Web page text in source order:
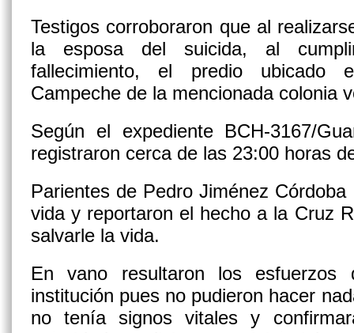
Testigos corroboraron que al
la esposa del suicida, al
fallecimiento, el predio ubicado
Campeche de la mencionada colonia
Según el expediente BCH-3167/
registraron cerca de las 23:00 horas
Parientes de Pedro Jiménez
vida y reportaron el hecho a la Cruz
salvarle la vida.
En vano resultaron los
institución pues no pudieron hacer
no tenía signos vitales y